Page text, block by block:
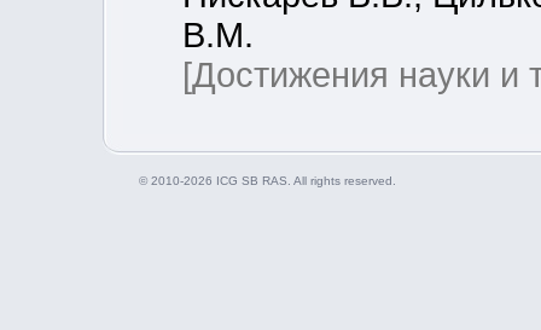
В.М.
[Достижения науки и
© 2010-2026 ICG SB RAS. All rights reserved.